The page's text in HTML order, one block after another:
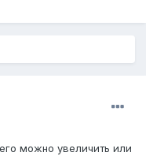
можно увеличить или